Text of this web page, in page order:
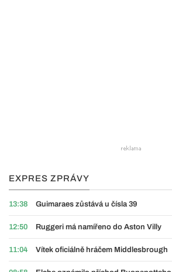
EXPRES ZPRÁVY
13:38 Guimaraes zůstává u čísla 39
12:50 Ruggeri má namířeno do Aston Villy
11:04 Vítek oficiálně hráčem Middlesbrough